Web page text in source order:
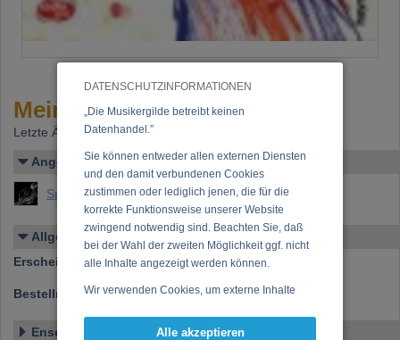
DATENSCHUTZINFORMATIONEN
„Die Musikergilde betreibt keinen
Datenhandel.”
Sie können entweder allen externen Diensten
und den damit verbundenen Cookies
zustimmen oder lediglich jenen, die für die
korrekte Funktionsweise unserer Website
zwingend notwendig sind. Beachten Sie, daß
bei der Wahl der zweiten Möglichkeit ggf. nicht
alle Inhalte angezeigt werden können.
Wir verwenden Cookies, um externe Inhalte
Funktionen für soziale Medien anbieten zu
Alle akzeptieren
Mein Ungeheuer
Letzte Änderung: 13.09.2000
Angelegt von
Sprenger, Hannes
Allgemeines
Erscheinen bei:HaymonHörbuch
Bestellnummer:ISBN 3-85218-340-5
Ensemble